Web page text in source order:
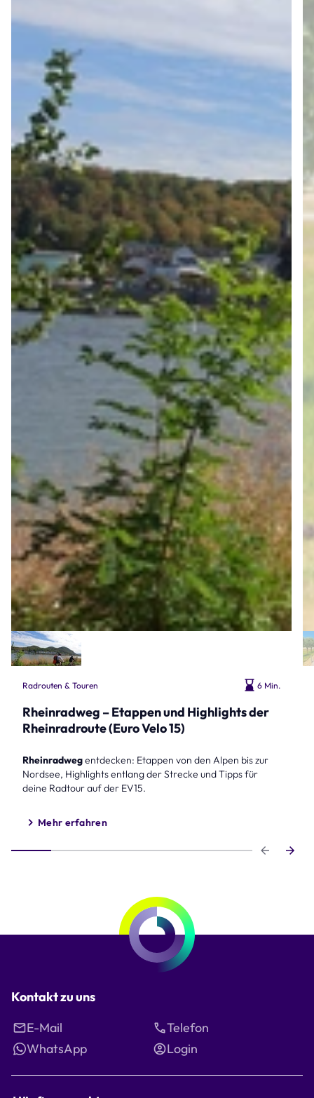
Radrouten & Touren 6 Min.
Rheinradweg – Etappen und Highlights der
Rheinradroute (Euro Velo 15)
Rheinradwegentdecken: Etappen von den Alpen bis zur
Nordsee, Highlights entlang der Strecke und Tipps für
deine Radtour auf der EV15.
Mehr erfahren
Kontakt zu uns
E-Mail
Telefon
WhatsApp
Login